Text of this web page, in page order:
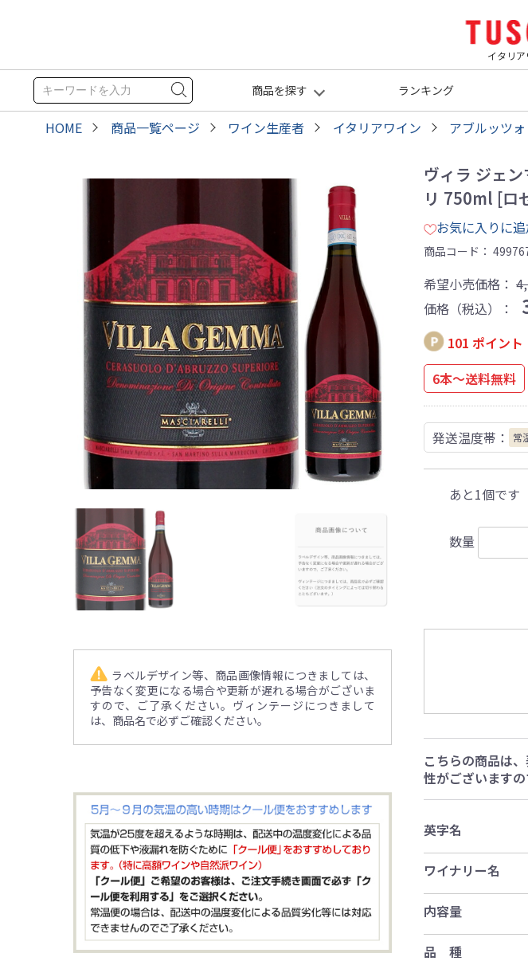
イタリ
商品を探す ランキング
HOME 商品一覧ページ ワイン生産者 イタリアワイン アブルッツォ
ラベルデザイン等、商品画像情報につきましては、
予告なく変更になる場合や更新が遅れる場合がございま
すので、ご了承ください。ヴィンテージにつきまして
は、商品名で必ずご確認ください。
ヴィラ ジェ
リ 750ml [ロ
お気に入りに
商品コード：
希望小売価格：
価格（税込）：
101 ポイント
6本～送料無料
発送温度帯： 常
あと1個です
数量
こちらの商品は
性がございます
英字名
ワイナリー名
内容量
品 種